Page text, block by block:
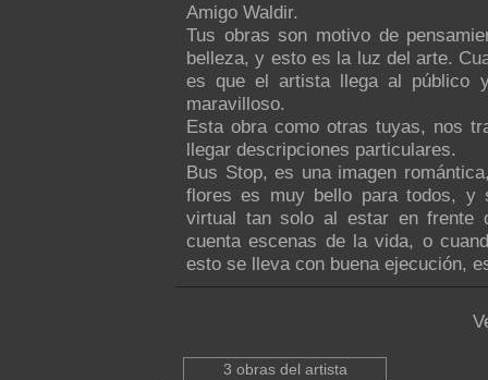
Amigo Waldir.
Tus obras son motivo de
belleza, y esto es la luz del arte.
es que el artista llega al público
maravilloso.
Esta obra como otras tuyas, nos
llegar descripciones particulares.
Bus Stop, es una imagen
flores es muy bello para todos, y
virtual tan solo al estar en frente
cuenta escenas de la vida, o
esto se lleva con buena ejecución,
3 obras del artista